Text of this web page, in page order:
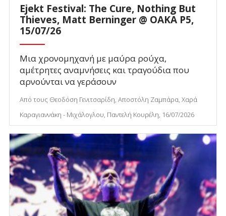
Ejekt Festival: The Cure, Nothing But
Thieves, Matt Berninger @ ΟΑΚΑ P5,
15/07/26
Μια χρονομηχανή με μαύρα ρούχα,
αμέτρητες αναμνήσεις και τραγούδια που
αρνούνται να γεράσουν
Από τους Θεοδόση Γενιτσαρίδη, Αποστόλη Ζαμπάρα, Χαρά
Καραγιαννάκη - Μιχάλογλου, Παντελή Κουρέλη, 16/07/2026